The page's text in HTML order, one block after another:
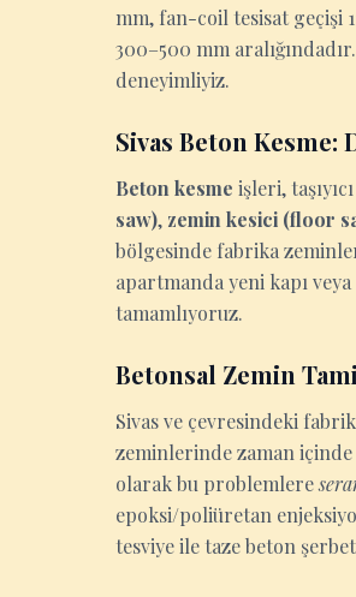
mm, fan-coil tesisat geçişi
300–500 mm
deneyimliyiz.
Sivas Beton Kesme:
Beton kesme işleri,
saw), zemin kesici (floor
bölgesinde fabrika
apartmanda yeni kapı
tamamlıyoruz.
Betonsal Zemin
Sivas ve çevresindeki
zeminlerinde zaman içinde
olarak bu problemlere
epoksi/poliüretan
tesviye ile taze beton